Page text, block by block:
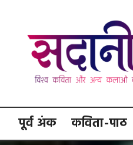
पूर्व अंक कविता-पाठ